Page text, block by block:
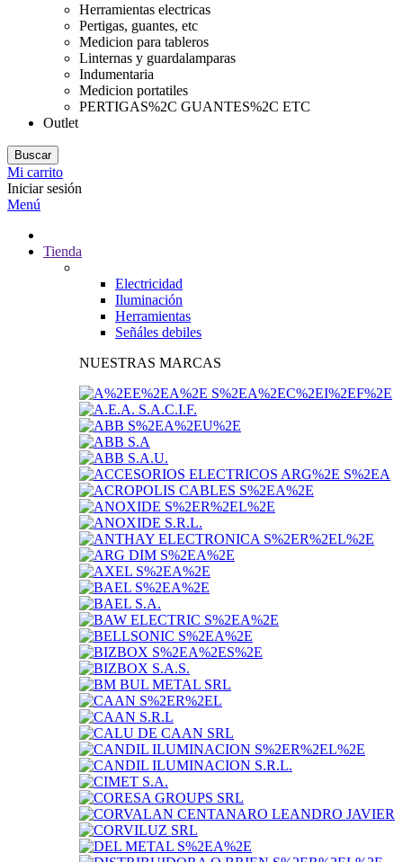
Herramientas electricas
Pertigas, guantes, etc
Medicion para tableros
Linternas y guardalamparas
Indumentaria
Medicion portatiles
PERTIGAS%2C GUANTES%2C ETC
Outlet
Buscar
Mi carrito
Iniciar sesión
Menú
Tienda
Electricidad
Iluminación
Herramientas
Señáles debiles
NUESTRAS MARCAS